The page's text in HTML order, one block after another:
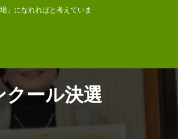
」になれればと考えていま
クール決選